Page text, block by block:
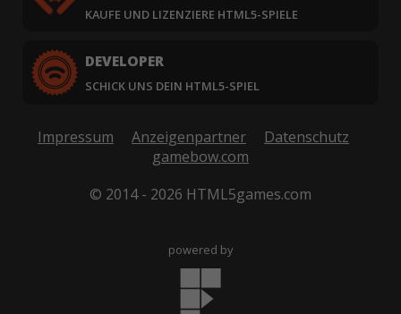
KAUFE UND LIZENZIERE HTML5-SPIELE
DEVELOPER
SCHICK UNS DEIN HTML5-SPIEL
Impressum Anzeigenpartner
Datenschutz
gamebow.com
© 2014 - 2026 HTML5games.com
powered by